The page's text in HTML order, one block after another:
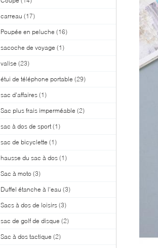
carreau (17)
Poupée en peluche (16)
sacoche de voyage (1)
valise (23)
étui de téléphone portable (29)
sac d'affaires (1)
Sac plus frais imperméable (2)
sac à dos de sport (1)
sac de bicyclette (1)
hausse du sac à dos (1)
Sac à moto (3)
Duffel étanche à l'eau (3)
Sacs à dos de loisirs (3)
sac de golf de disque (2)
Sac à dos tactique (2)